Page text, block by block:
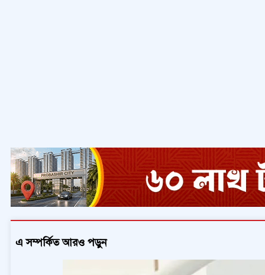
এ সম্পর্কিত আরও পড়ুন